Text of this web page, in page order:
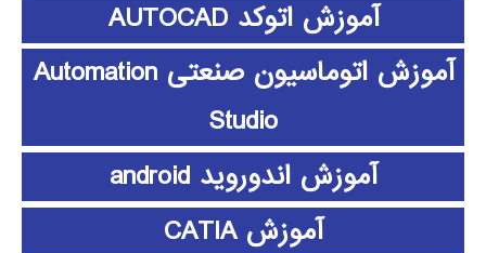
آموزش اتوکد AUTOCAD
آموزش اتوماسیون صنعتی Automation
Studio
آموزش اندوروید android
آموزش CATIA